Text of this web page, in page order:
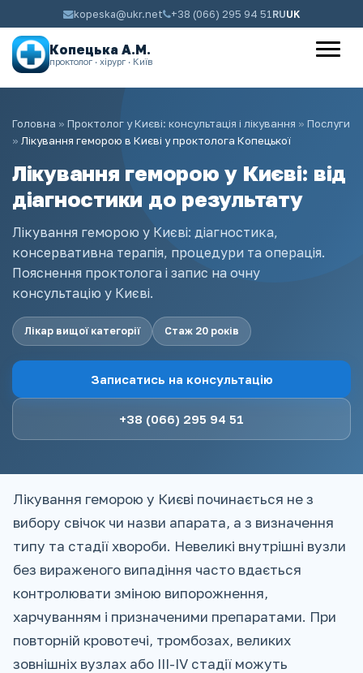
kopeska@ukr.net +38 (066) 295 94 51RUUK
Копецька А.М.
проктолог · хірург · Київ
Головна » Проктолог у Києві: консультація і лікування » Послуги
» Лікування геморою в Києві у проктолога Копецької
Лікування геморою у Києві: від
діагностики до результату
Лікування геморою у Києві: діагностика,
консервативна терапія, процедури та операція.
Пояснення проктолога і запис на очну
консультацію у Києві.
Лікар вищої категорії Стаж 20 років
Записатись на консультацію
+38 (066) 295 94 51
Лікування геморою у Києві починається не з
вибору свічок чи назви апарата, а з визначення
типу та стадії хвороби. Невеликі внутрішні вузли
без вираженого випадіння часто вдається
контролювати зміною випорожнення,
харчуванням і призначеними препаратами. При
повторній кровотечі, тромбозах, великих
зовнішніх вузлах або III-IV стадії можуть